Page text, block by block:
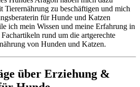
Tierernährung zu beschäftigen und mich
für Hunde und Katzen
ich mein Wissen und meine Erfahrung in
rund um die artgerechte
von Hunden und Katzen.
über Erziehung &